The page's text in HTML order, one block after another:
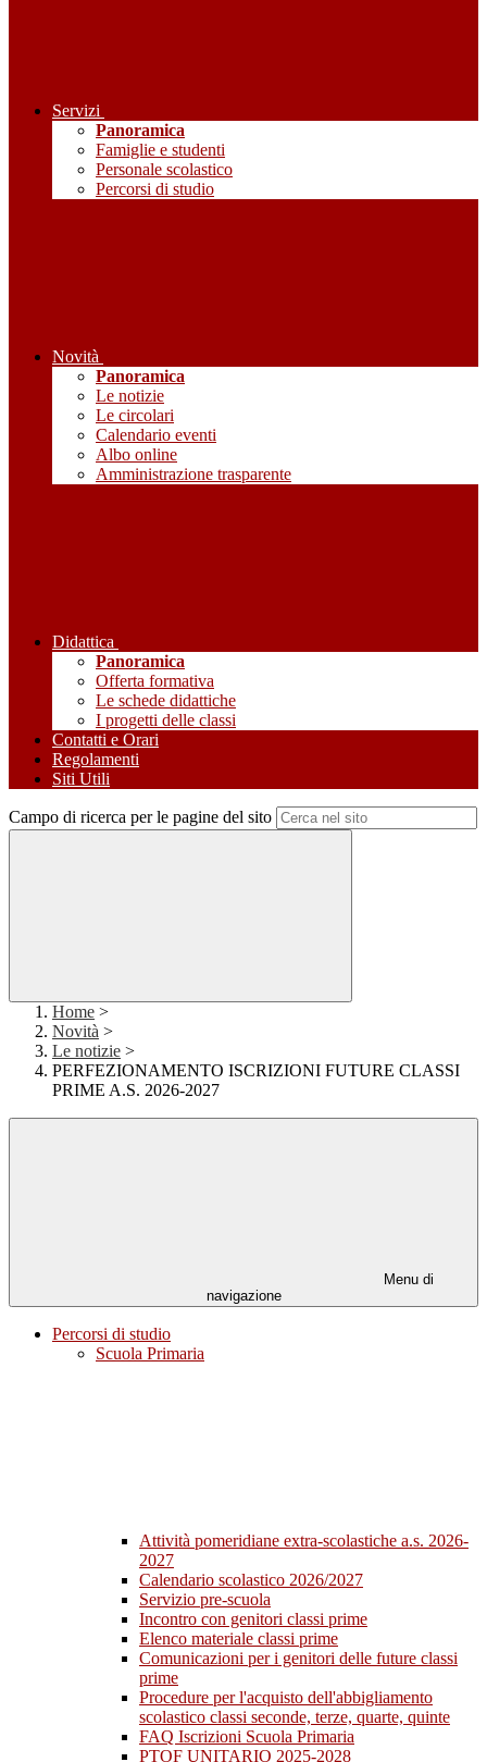
Servizi
Panoramica
Famiglie e studenti
Personale scolastico
Percorsi di studio
Novità
Panoramica
Le notizie
Le circolari
Calendario eventi
Albo online
Amministrazione trasparente
Didattica
Panoramica
Offerta formativa
Le schede didattiche
I progetti delle classi
Contatti e Orari
Regolamenti
Siti Utili
Campo di ricerca per le pagine del sito
Home >
Novità >
Le notizie >
PERFEZIONAMENTO ISCRIZIONI FUTURE CLASSI
PRIME A.S. 2026-2027
Menu di
navigazione
Percorsi di studio
Scuola Primaria
Attività pomeridiane extra-scolastiche a.s. 2026-
2027
Calendario scolastico 2026/2027
Servizio pre-scuola
Incontro con genitori classi prime
Elenco materiale classi prime
Comunicazioni per i genitori delle future classi
prime
Procedure per l'acquisto dell'abbigliamento
scolastico classi seconde, terze, quarte, quinte
FAQ Iscrizioni Scuola Primaria
PTOF UNITARIO 2025-2028